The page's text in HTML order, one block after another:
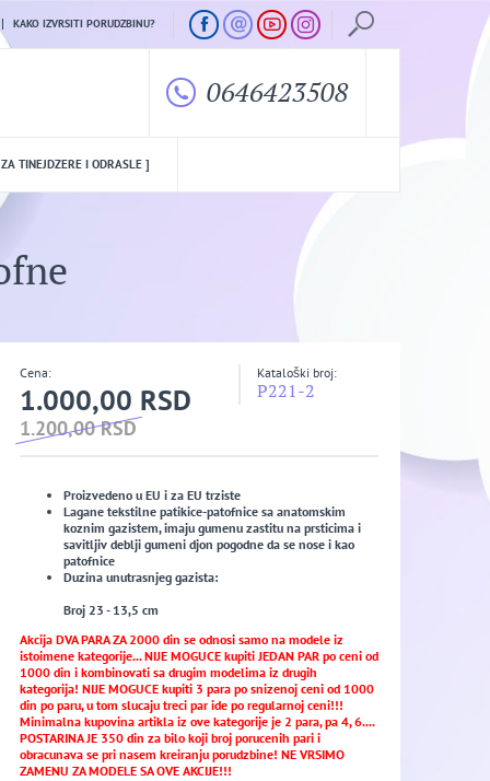
KAKO IZVRSITI PORUDZBINU?
0646423508
TINEJDZERE I ODRASLE ]
Cena:
1.000,00 RSD
1.200,00 RSD
Kataloški broj:
P221-2
Proizvedeno u EU i za EU trziste
Lagane tekstilne patikice-patofnice sa anatomskim
koznim gazistem, imaju gumenu zastitu na prsticima i
savitljiv deblji gumeni djon pogodne da se nose i kao
patofnice
Duzina unutrasnjeg gazista:
Broj 23 - 13,5 cm
Akcija DVA PARA ZA 2000 din se odnosi samo na modele iz
istoimene kategorije... NIJE MOGUCE kupiti JEDAN PAR po ceni od
1000 din i kombinovati sa drugim modelima iz drugih
kategorija! NIJE MOGUCE kupiti 3 para po snizenoj ceni od 1000
din po paru, u tom slucaju treci par ide po regularnoj ceni!!!
Minimalna kupovina artikla iz ove kategorije je 2 para, pa 4, 6....
POSTARINA JE 350 din za bilo koji broj porucenih pari i
obracunava se pri nasem kreiranju porudzbine! NE VRSIMO
ZAMENU ZA MODELE SA OVE AKCIJE!!!